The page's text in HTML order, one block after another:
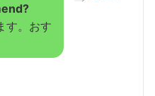
す。おす